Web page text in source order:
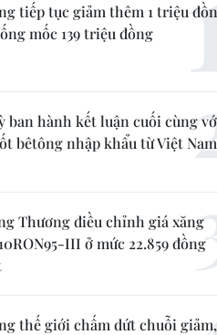
tiếp tục giảm thêm 1 triệu
mốc 139 triệu đồng
ban hành kết luận cuối cùng
bêtông nhập khẩu từ Việt Nam
Thương điều chỉnh giá xăng
III ở mức 22.859 đồng
thế giới chấm dứt chuỗi giảm,